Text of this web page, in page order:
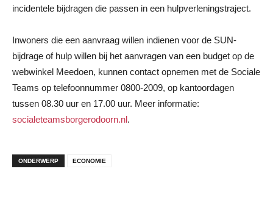
incidentele bijdragen die passen in een hulpverleningstraject.
Inwoners die een aanvraag willen indienen voor de SUN-
bijdrage of hulp willen bij het aanvragen van een budget op de
webwinkel Meedoen, kunnen contact opnemen met de Sociale
Teams op telefoonnummer 0800-2009, op kantoordagen
tussen 08.30 uur en 17.00 uur. Meer informatie:
socialeteamsborgerodoorn.nl.
ONDERWERP ECONOMIE